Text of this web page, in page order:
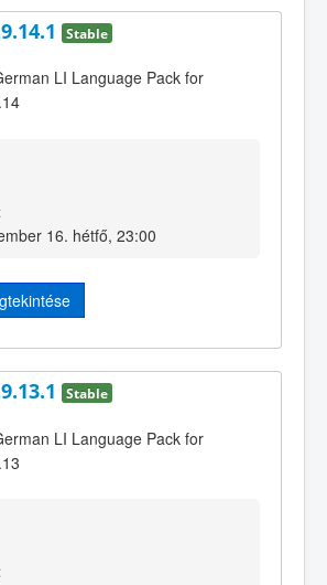
Stable
LI Language Pack for
16. hétfő, 23:00
Stable
LI Language Pack for